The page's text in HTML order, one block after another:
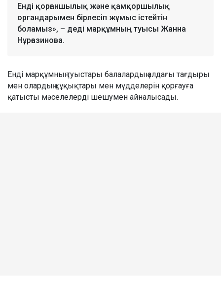
Енді қорғаншылық және қамқоршылық
органдарымен бірлесіп жұмыс істейтін
боламыз», – деді марқұмның туысы Жанна
Нұрғазинова.
Енді марқұмның туыстары балалардың алдағы тағдыры
мен олардың құқықтары мен мүдделерін қорғауға
қатысты мәселелерді шешумен айналысады.